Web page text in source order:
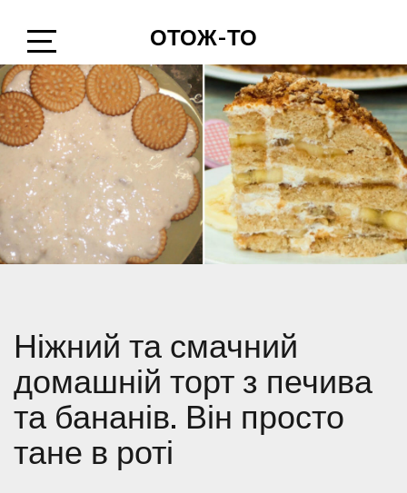
content
Open
Sidebar
ОТОЖ-ТО
Ніжний та смачний
домашній торт з печива
та бананів. Він просто
тане в роті